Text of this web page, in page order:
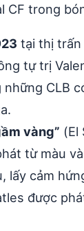
CF trong
tại thị trấn
tự trị
những CLB
vàng” (El
từ màu
lấy cảm
được